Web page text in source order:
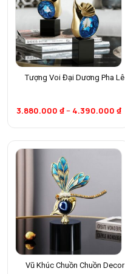
Tượng Voi Đại Dương Pha Lê
3.880.000 ₫– 4.390.000 ₫
Vũ Khúc Chuồn Chuồn Decor